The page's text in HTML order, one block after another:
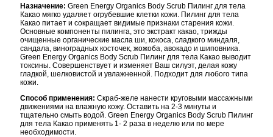
Назначение: Green Energy Organics Body Scrub Пилинг для тела
Какао мягко удаляет огрубевшие клетки кожи. Пилинг для тела
Какао питает и сокращает видимые признаки старения кожи.
Основные компоненты пилинга, это экстракт какао, трижды
очищенные органические масла ши, кокоса, сладкого миндаля,
сандала, виноградных косточек, жожоба, авокадо и шиповника.
Green Energy Organics Body Scrub Пилинг для тела Какао выводит
токсины. Совершенствует и изменяет Ваш силуэт, делая кожу
гладкой, шелковистой и увлажненной. Подходит для любого типа
кожи.
Способ применения: Скраб-желе нанести круговыми массажными
движениями на влажную кожу. Оставить на 2-3 минуты и
тщательно смыть водой. Green Energy Organics Body Scrub Пилинг
для тела Какао применять 1- 2 раза в неделю или по мере
необходимости.